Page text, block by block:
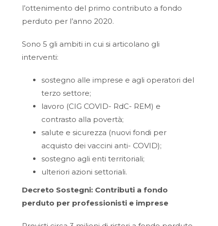
l’ottenimento del primo contributo a fondo
perduto per l’anno 2020.
Sono 5 gli ambiti in cui si articolano gli
interventi:
sostegno alle imprese e agli operatori del
terzo settore;
lavoro (CIG COVID- RdC- REM) e
contrasto alla povertà;
salute e sicurezza (nuovi fondi per
acquisto dei vaccini anti- COVID);
sostegno agli enti territoriali;
ulteriori azioni settoriali.
Decreto Sostegni: Contributi a fondo
perduto per professionisti e imprese